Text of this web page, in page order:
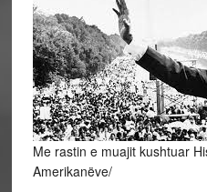
Me rastin e muajit kushtuar
Amerikanëve/